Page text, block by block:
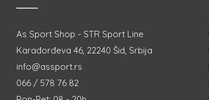
As Sport Shop - STR Sport Line
Karađorđeva 46, 22240 Šid, Srbija
info@assport.rs
066 / 578 76 82